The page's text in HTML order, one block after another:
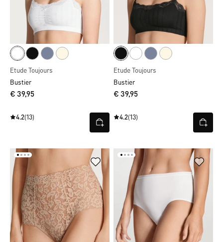
Etude Toujours
Bustier
€ 39,95
4.2(13)
Etude Toujours
Bustier
€ 39,95
4.2(13)